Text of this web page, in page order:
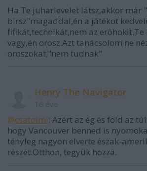
Ha Te juharlevelet látsz,akkor már
birsz"magaddal,én a játékot
fifikát,technikát,nem az eröhokit.Te
vagy,én orosz.Azt tanácsolom ne
oroszokat,"nem tudnak"
Henry The Navigator
@csatoimi: Azért az ég és föld az
hogy Vancouver benned is
tényleg nagyon elverte észak-
részét.Otthon, tegyük hozzá.